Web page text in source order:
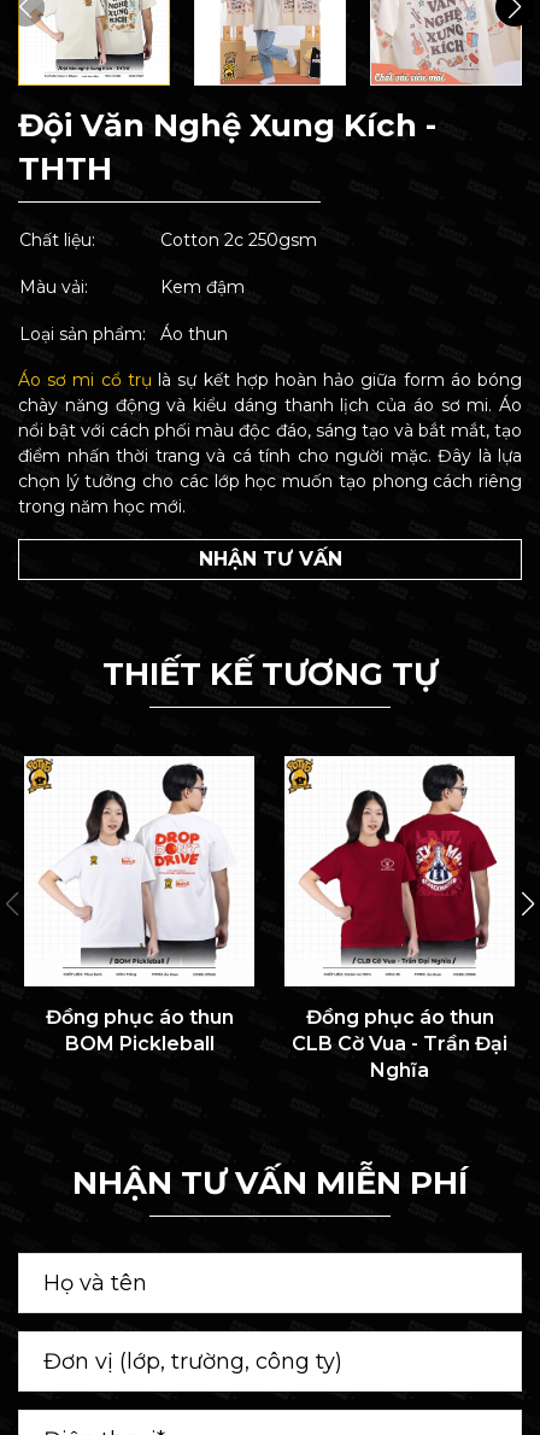
Đội Văn Nghệ Xung Kích -
THTH
Chất liệu: Cotton 2c 250gsm
Màu vải: Kem đậm
Loại sản phẩm: Áo thun
Áo sơ mi cổ trụ là sự kết hợp hoàn hảo giữa form áo bóng
chày năng động và kiểu dáng thanh lịch của áo sơ mi. Áo
nổi bật với cách phối màu độc đáo, sáng tạo và bắt mắt, tạo
điểm nhấn thời trang và cá tính cho người mặc. Đây là lựa
chọn lý tưởng cho các lớp học muốn tạo phong cách riêng
trong năm học mới.
NHẬN TƯ VẤN
THIẾT KẾ TƯƠNG TỰ
Đồng phục áo thun
BOM Pickleball
Đồng phục áo thun
CLB Cờ Vua - Trần Đại
Nghĩa
NHẬN TƯ VẤN MIỄN PHÍ